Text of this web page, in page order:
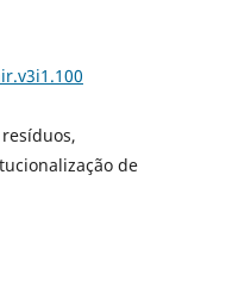
de